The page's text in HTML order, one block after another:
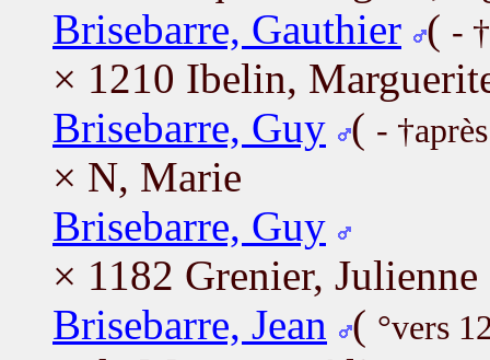
Brisebarre, Gauthier ( -
× 1210 Ibelin,
Brisebarre, Guy ( -
× N, Marie
Brisebarre, Guy
× 1182 Grenier, Julienne
Brisebarre, Jean
( °vers